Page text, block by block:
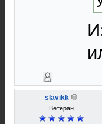
slavikk
Ветеран